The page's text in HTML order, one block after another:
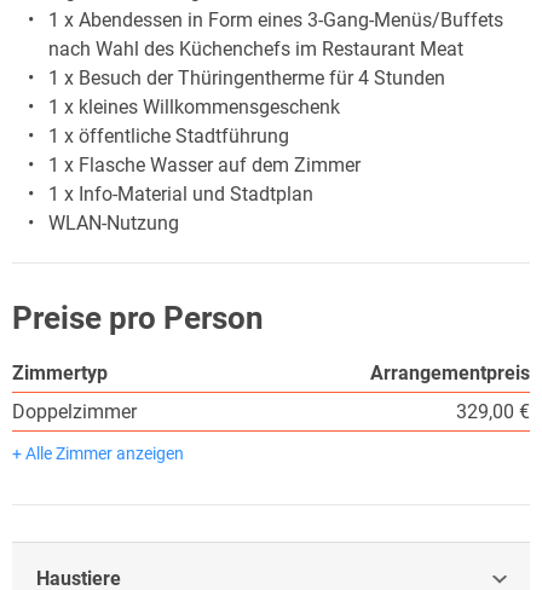
1 x Abendessen in Form eines 3-Gang-Menüs/Buffets
nach Wahl des Küchenchefs im Restaurant Meat
1 x Besuch der Thüringentherme für 4 Stunden
1 x kleines Willkommensgeschenk
1 x öffentliche Stadtführung
1 x Flasche Wasser auf dem Zimmer
1 x Info-Material und Stadtplan
WLAN-Nutzung
Preise pro Person
Zimmertyp
Arrangementpreis
Doppelzimmer
329,00 €
+ Alle Zimmer anzeigen
Haustiere